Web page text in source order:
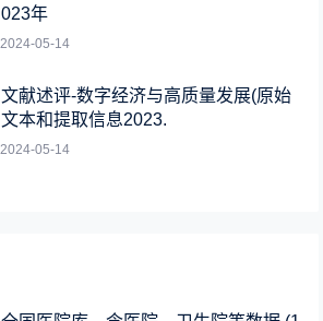
023年
2024-05-14
文献述评-数字经济与高质量发展(原始
文本和提取信息2023.
2024-05-14